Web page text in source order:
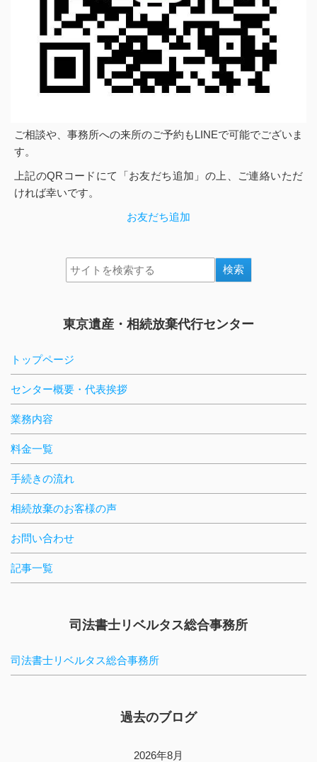
ご相談や、事務所への来所のご予約もLINEで可能でございま
す。
上記のQRコードにて「お友だち追加」の上、ご連絡いただ
ければ幸いです。
お友だち追加
東京遺産・相続放棄代行センター
トップページ
センター概要・代表挨拶
業務内容
料金一覧
手続きの流れ
相続放棄のお客様の声
お問い合わせ
記事一覧
司法書士リベルタス総合事務所
司法書士リベルタス総合事務所
過去のブログ
2026年8月